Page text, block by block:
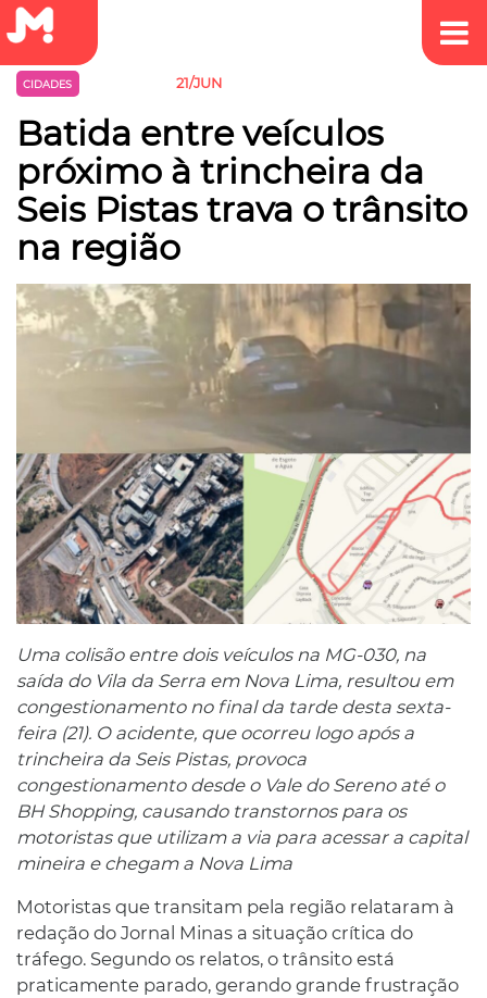
CIDADES 21/JUN
Batida entre veículos
próximo à trincheira da
Seis Pistas trava o trânsito
na região
Uma colisão entre dois veículos na MG-030, na
saída do Vila da Serra em Nova Lima, resultou em
congestionamento no final da tarde desta sexta-
feira (21). O acidente, que ocorreu logo após a
trincheira da Seis Pistas, provoca
congestionamento desde o Vale do Sereno até o
BH Shopping, causando transtornos para os
motoristas que utilizam a via para acessar a capital
mineira e chegam a Nova Lima
Motoristas que transitam pela região relataram à
redação do Jornal Minas a situação crítica do
tráfego. Segundo os relatos, o trânsito está
praticamente parado, gerando grande frustração